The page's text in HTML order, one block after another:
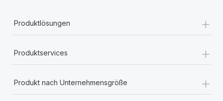
Produktlösungen +
Produktservices +
Produkt nach Unternehmensgröße +